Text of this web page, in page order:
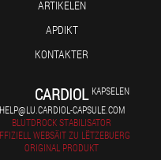
ARTIKELEN
APDIKT
KONTAKTER
CARDIOL KAPSELEN
HELP@LU.CARDIOL-CAPSULE.COM
BLUTDROCK STABILISATOR
WEBSÄIT ZU LËTZEBUERG
ORIGINAL PRODUKT